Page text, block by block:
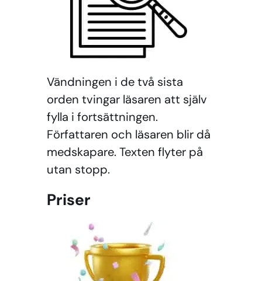
Vändningen i de två sista
orden tvingar läsaren att själv
fylla i fortsättningen.
Författaren och läsaren blir då
medskapare. Texten flyter på
utan stopp.
Priser